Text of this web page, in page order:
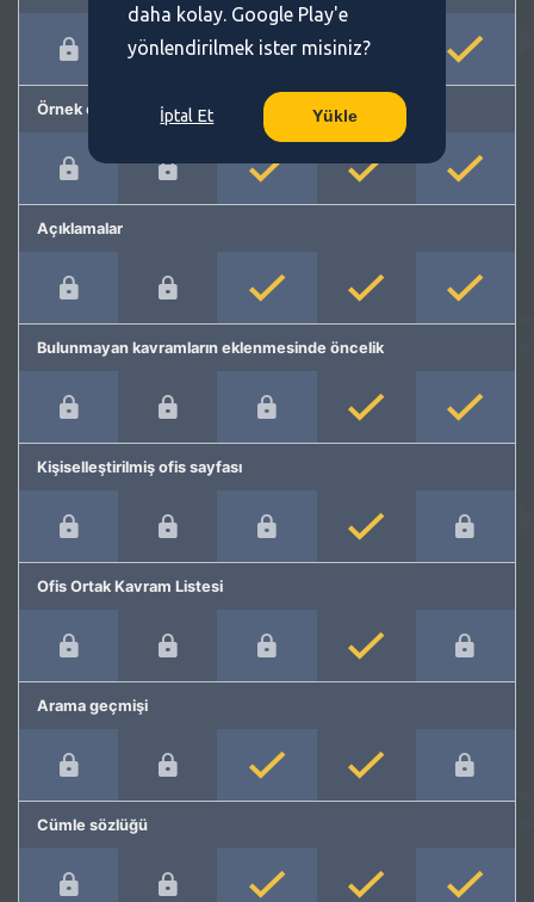
Örnek cümleler
Açıklamalar
Bulunmayan kavramların eklenmesinde öncelik
Kişiselleştirilmiş ofis sayfası
Ofis Ortak Kavram Listesi
Arama geçmişi
Cümle sözlüğü
daha kolay. Google Play'e
yönlendirilmek ister misiniz?
İptal Et Yükle